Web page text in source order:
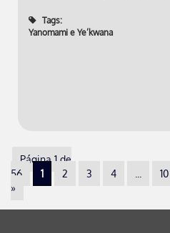
Tags:
Yanomami e Ye’kwana
Página 1 de
56
1 2 3 4 10
»